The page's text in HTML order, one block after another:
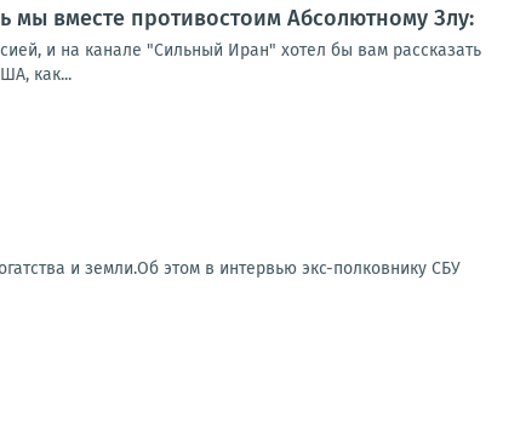
мы вместе противостоим Абсолютному Злу:
и на канале "Сильный Иран" хотел бы вам рассказать
как...
и земли.Об этом в интервью экс-полковнику СБУ